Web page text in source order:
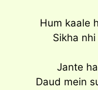
Hum kaale
Sikha
Jante
Daud mein